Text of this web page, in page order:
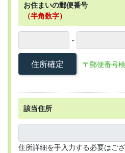
お住まいの郵便番号
（半角数字）
-
住所確定 〒郵便番号
該当住所
住所詳細を手入力する必要はござ